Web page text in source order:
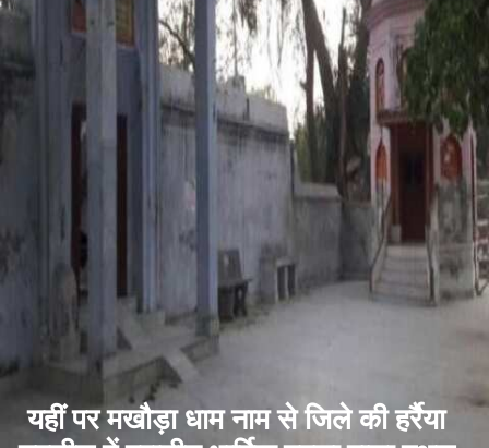
यहीं पर मखौड़ा धाम नाम से जिले की हर्रैया